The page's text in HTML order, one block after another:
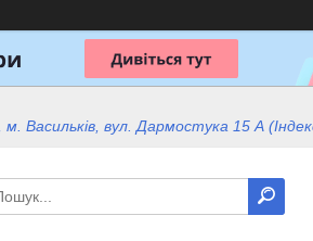
м. Васильків, вул. Дармостука 15 А